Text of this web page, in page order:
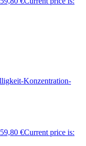
59,80 €Current price is: